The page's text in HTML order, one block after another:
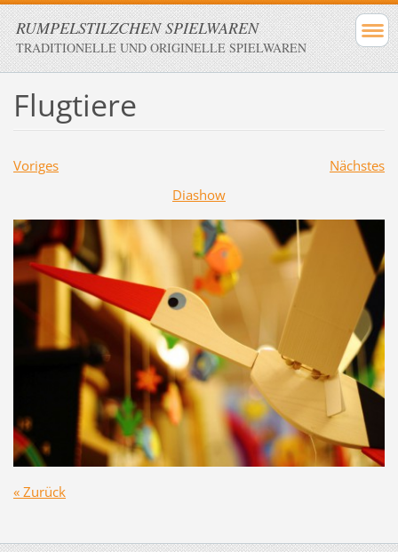
RUMPELSTILZCHEN SPIELWAREN
TRADITIONELLE UND ORIGINELLE SPIELWAREN
Flugtiere
Voriges
Nächstes
Diashow
« Zurück